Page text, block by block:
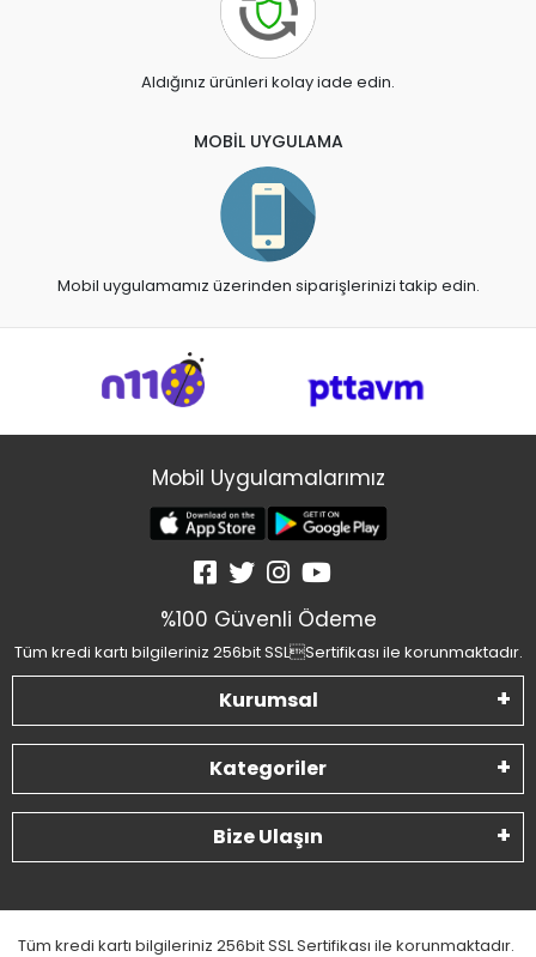
Aldığınız ürünleri kolay iade edin.
MOBİL UYGULAMA
Mobil uygulamamız üzerinden siparişlerinizi takip edin.
Mobil Uygulamalarımız
%100 Güvenli Ödeme
Tüm kredi kartı bilgileriniz 256bit SSLSertifikası ile korunmaktadır.
Kurumsal
Kategoriler
Bize Ulaşın
Tüm kredi kartı bilgileriniz 256bit SSL Sertifikası ile korunmaktadır.